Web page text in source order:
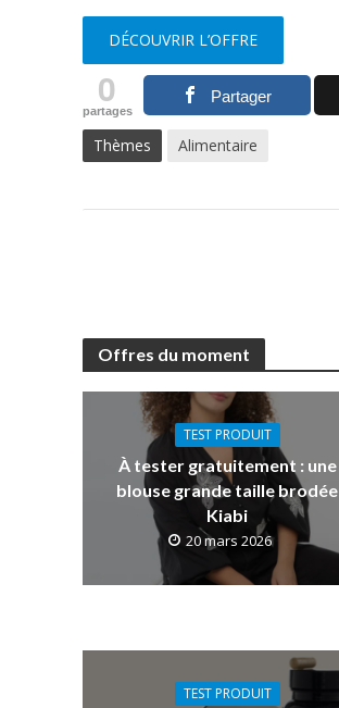
DÉCOUVRIR L’OFFRE
0
partages
Partager
Thèmes Alimentaire
Offres du moment
TEST PRODUIT
À tester gratuitement : une
blouse grande taille brodée
Kiabi
20 mars 2026
TEST PRODUIT